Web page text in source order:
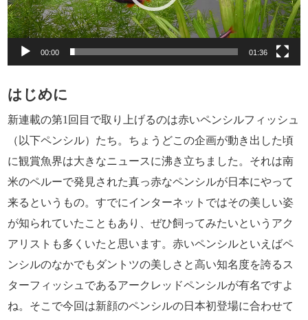
ー
00:00 01:36
はじめに
新連載の第1回目で取り上げるのは赤いペンシルフィッシュ
（以下ペンシル）たち。ちょうどこの企画が動き出した頃
に観賞魚界は大きなニュースに沸き立ちました。それは南
米のペルーで発見された真っ赤なペンシルが日本にやって
来るというもの。すでにインターネットではその美しい姿
が知られていたこともあり、ぜひ飼ってみたいというアク
アリストも多くいたと思います。赤いペンシルといえばペ
ンシルのなかでもダントツの美しさと高い知名度を誇るス
ターフィッシュであるアークレッドペンシルが有名ですよ
ね。そこで今回は新顔のペンシルの日本初登場に合わせて